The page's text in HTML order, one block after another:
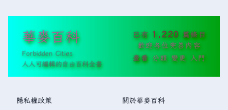
華麥百科
Forbidden Cities
人人可編輯的自由百科全書
已有 1,220 篇條目
歡迎各位完善內容
查看 分類 變更 入門
隱私權政策 關於華麥百科